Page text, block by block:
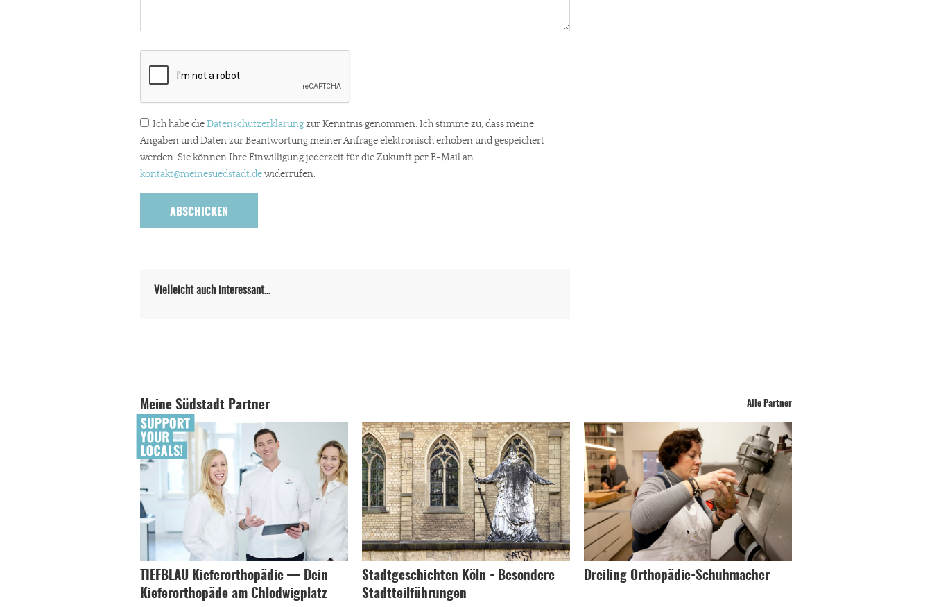
In eigener Sache
Dir gefällt unsere Arbeit?
meinesuedstadt.de finanziert sich durch Partnerprofile und Werbung. Beide Einnahmequellen sind in den letzten Monaten stark zurückgegangen.
Solltest Du unsere unabhängige Berichterstattung schätzen, kannst Du uns mit einer kleinen Spende unterstützen.
Paypal - danke@meinesuedstadt.de
Ich habe dieDatenschutzerklärungzur Kenntnis genommen. Ich stimme zu, dass meine
Angaben und Daten zur Beantwortung meiner Anfrage elektronisch erhoben und gespeichert
werden. Sie können Ihre Einwilligung jederzeit für die Zukunft per E-Mail an
kontakt@meinesuedstadt.dewiderrufen.
Vielleicht auch interessant…
Meine Südstadt Partner Alle Partner
TIEFBLAU Kieferorthopädie — Dein
Kieferorthopäde am Chlodwigplatz
Stadtgeschichten Köln - Besondere
Stadtteilführungen
Dreiling Orthopädie-Schuhmacher